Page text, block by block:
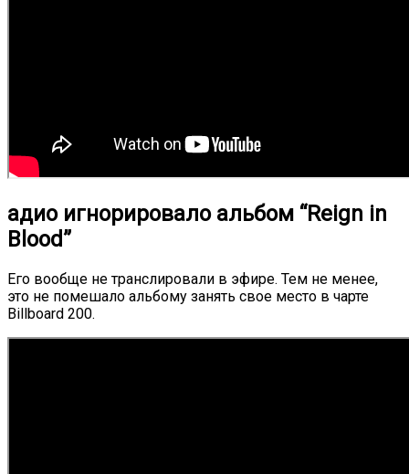
адио игнорировало альбом “Reign in
Blood”
Его вообще не транслировали в эфире. Тем не менее,
это не помешало альбому занять свое место в чарте
Billboard 200.